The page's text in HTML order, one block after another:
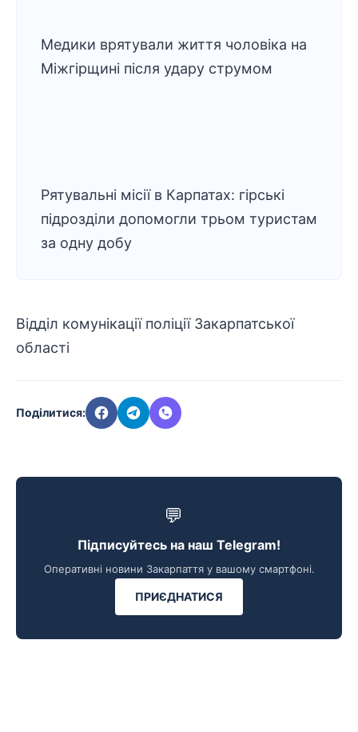
Медики врятували життя чоловіка на
Міжгірщині після удару струмом
Рятувальні місії в Карпатах: гірські
підрозділи допомогли трьом туристам
за одну добу
Відділ комунікації поліції Закарпатської
області
Поділитися:
💬
Підписуйтесь на наш Telegram!
Оперативні новини Закарпаття у вашому смартфоні.
ПРИЄДНАТИСЯ